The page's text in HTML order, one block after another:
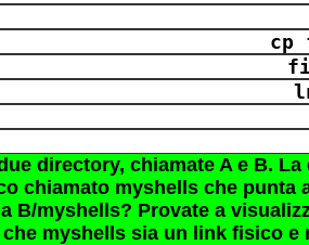
cp
directory, chiamate A e B.
chiamato myshells che
B/myshells? Provate a
myshells sia un link fisico